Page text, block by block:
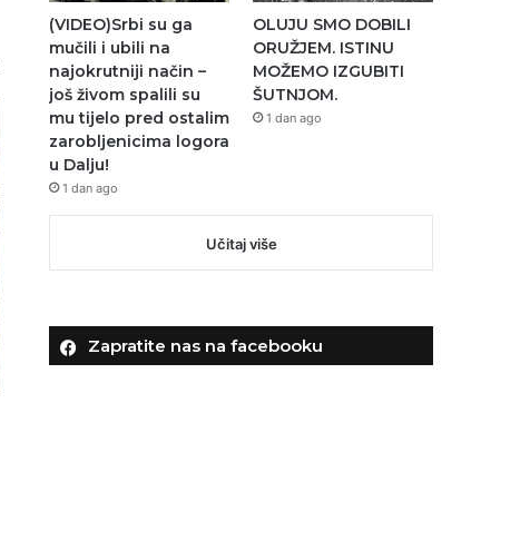
(VIDEO)Srbi su ga
mučili i ubili na
najokrutniji način –
još živom spalili su
mu tijelo pred ostalim
zarobljenicima logora
u Dalju!
1 dan ago
OLUJU SMO DOBILI
ORUŽJEM. ISTINU
MOŽEMO IZGUBITI
ŠUTNJOM.
1 dan ago
Učitaj više
Zapratite nas na facebooku